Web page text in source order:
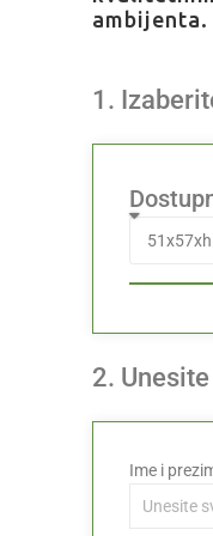
ambijenta.
1.
2.
Ime i